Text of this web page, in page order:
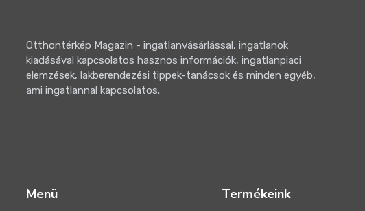
Otthontérkép Magazin - ingatlanvásárlással, ingatlanok
kiadásával kapcsolatos hasznos információk, ingatlanpiaci
elemzések, lakberendezési tippek-tanácsok és minden egyéb,
ami ingatlannal kapcsolatos.
Menü Termékeink